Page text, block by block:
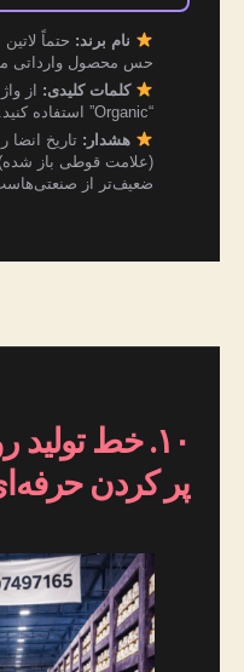
نام برند: حتماً
حس محصول وارداتی
کلمات کلیدی:
“Organic” استفاده کنید.
هشدار:
(علامت قوطی باز شده)
ضعیف‌تر از
۱۰. خط
پر کردن